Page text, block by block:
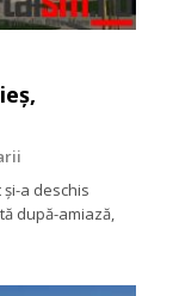
a deschis
după-amiază,